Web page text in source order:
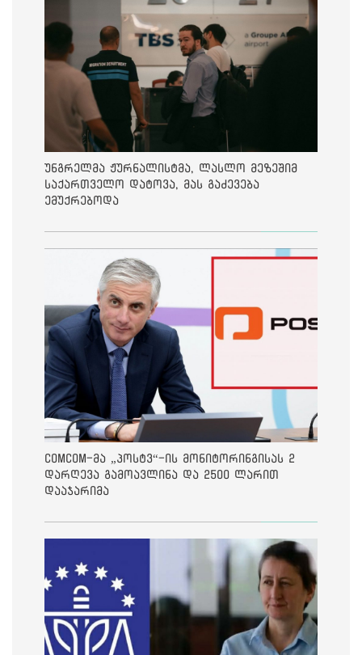
უნგრელმა ჟურნალისტმა, ლასლო მეზეშიმ
საქართველო დატოვა, მას გაძევება
ემუქრებოდა
ComCom-მა „პოსტვ“-ის მონიტორინგისას 2
დარღევა გამოავლინა და 2500 ლარით
დააჯარიმა